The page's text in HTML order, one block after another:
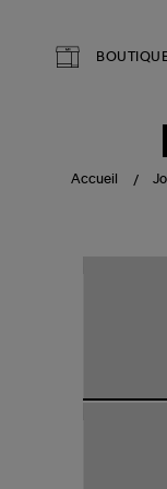
Accueil